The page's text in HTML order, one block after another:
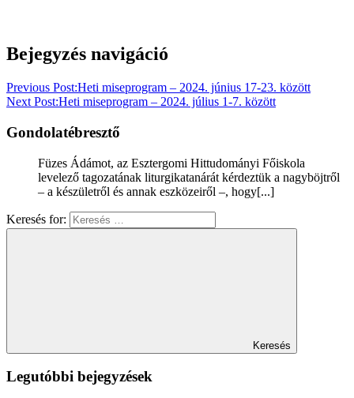
Bejegyzés navigáció
Previous Post:Heti miseprogram – 2024. június 17-23. között
Next Post:Heti miseprogram – 2024. július 1-7. között
Gondolatébresztő
Füzes Ádámot, az Esztergomi Hittudományi Főiskola
levelező tagozatának liturgikatanárát kérdeztük a nagyböjtről
– a készületről és annak eszközeiről –, hogy[...]
Keresés for:
Keresés
Legutóbbi bejegyzések